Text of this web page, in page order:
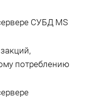
СУБД MS
потреблению